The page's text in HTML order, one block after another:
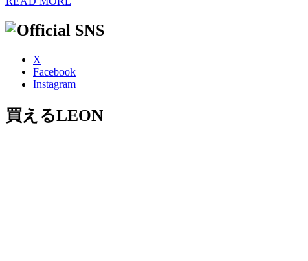
X
Facebook
Instagram
買えるLEON